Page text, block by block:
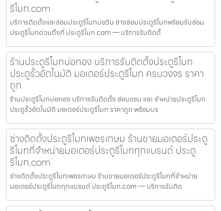
รีโมท.com
บริการติดตั้งและซ่อมประตูรีโมทบ่อวิน ช่างซ่อมประตูรีโมทพร้อมรับซ่อม
ประตูรีโมทด่วนถึงที่ ประตูรีโมท.com — บริการรับติดตั้
ร้านประตูรีโมทบ่อทอง บริการรับติดตั้งประตูรีโมท
ประตูรั้วอัตโนมัติ มอเตอร์ประตูรีโมท ครบวงจร ราคา
ถูก
ร้านประตูรีโมทบ่อทอง บริการรับติดตั้ง ซ่อมแซม และ จำหน่ายประตูรีโมท
ประตูรั้วอัตโนมัติ มอเตอร์ประตูรีโมท ราคาถูก พร้อมบร
ช่างติดตั้งประตูรีโมทเพชรเกษม ร้านขายมอเตอร์ประตู
รีโมทที่จำหน่ายมอเตอร์ประตูรีโมททุกแบรนด์ ประตู
รีโมท.com
ช่างติดตั้งประตูรีโมทเพชรเกษม ร้านขายมอเตอร์ประตูรีโมทที่จำหน่าย
มอเตอร์ประตูรีโมททุกแบรนด์ ประตูรีโมท.com — บริการรับติด